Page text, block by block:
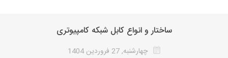
ساختار و انواع کابل شبکه کامپیوتری
چهارشنبه, 27 فروردین 1404